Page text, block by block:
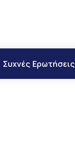
Συχνές Ερωτήσεις